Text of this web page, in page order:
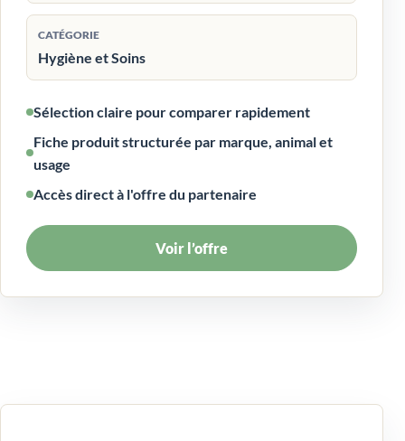
CATÉGORIE
Hygiène et Soins
Sélection claire pour comparer rapidement
Fiche produit structurée par marque, animal et
usage
Accès direct à l'offre du partenaire
Voir l’offre